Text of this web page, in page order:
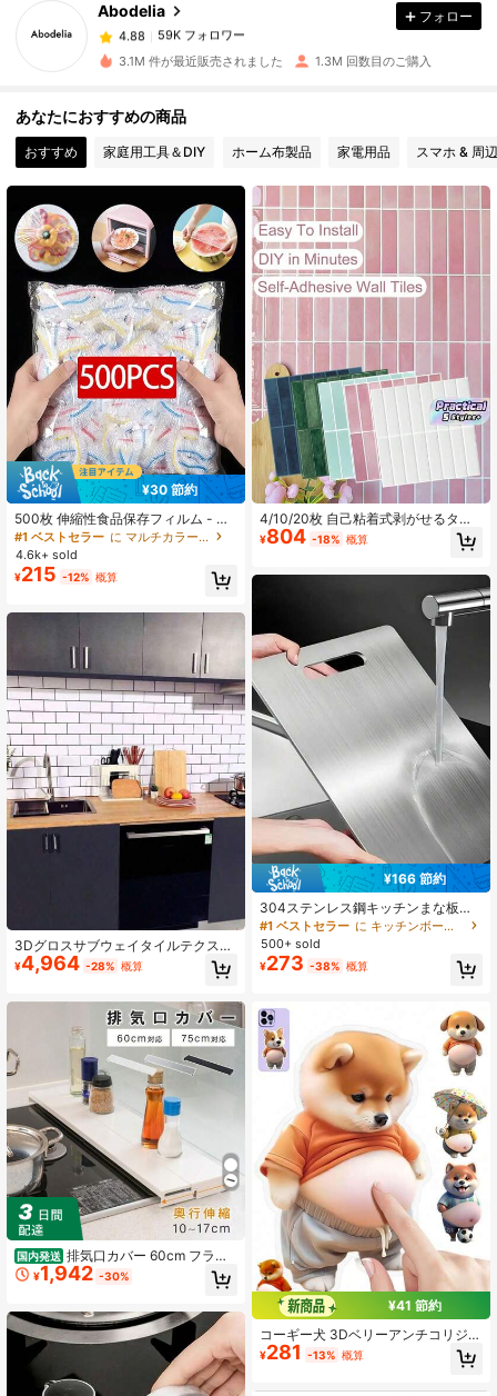
Abodelia
4.88
59K フォロワー
o***7は 14時間前に購入しました
4.88 59K フォロワー
4.88 59K フォロワー
4.88 59K フォロワー
4.88 59K フォロワー
4.88 59K フォロワー
59K フォロワー
フォロー
3.1M 件が最近販売されました 1.3M 回数目のご購入
あなたにおすすめの商品
おすすめ 家庭用工具＆DIY ホーム布製品 家電用品 スマホ & 周
¥30 節約
500枚 伸縮性食品保存フィルム - 伸
縮性透明プレートカバー、再利用可
能、多機能、無臭キッチンラップ、
防塵、家庭、レストラン、ピクニッ
クに適しています - すべてのプレー
トサイズに対応、ピクニック必需品 |
装飾用包装フィルム | 再利用可能な
プラスチックフィルム、食品プラス
チックフィルム、キッチン必需品
#1 ベストセラー
に マルチカラー 食品カバー
4.6k+ sold
¥215 -12% 概算
3Dグロスサブウェイタイルテクスチ
ャ 自己接着壁ステッカー、壁紙、ウ
ォールデカール、ビニールステッカ
飾、ホームリフレッシュ、ラマデコ
ールステッカーギフト、キッチンデ
コレーション 誕生日、卒業
¥4,964 -28% 概算
国内発送 排気口カバー 60cm フラッ
ト 奥行伸縮 キッチン グリル カバー
排気口 ガスコンロ IH キッチン ステ
シルバー 黒 白 スリム おしゃれ 油は
ね防止
¥1,942 -30%
4/10/20枚 自己粘着式剥がせるタイ
ルステッカー、防水耐熱キッチンバ
ックスプラッシュタイル、非粘着浴
ン用
¥804 -18% 概算
¥166 節約
304ステンレス鋼キッチンまな板、
肉、果物、野菜の切断に適し、お手
入れ簡単、家庭料理用
#1 ベストセラー
に キッチンボード＆マットのベストセラー カッティングボード、マット、セット
500+ sold
¥273 -38% 概算
¥41 節約
コーギー犬 3Dベリーアンチコリジョ
ンステッカー 12個入り 6セット、か
わいい子犬シリコンビッグベリース
¥281 -13% 概算